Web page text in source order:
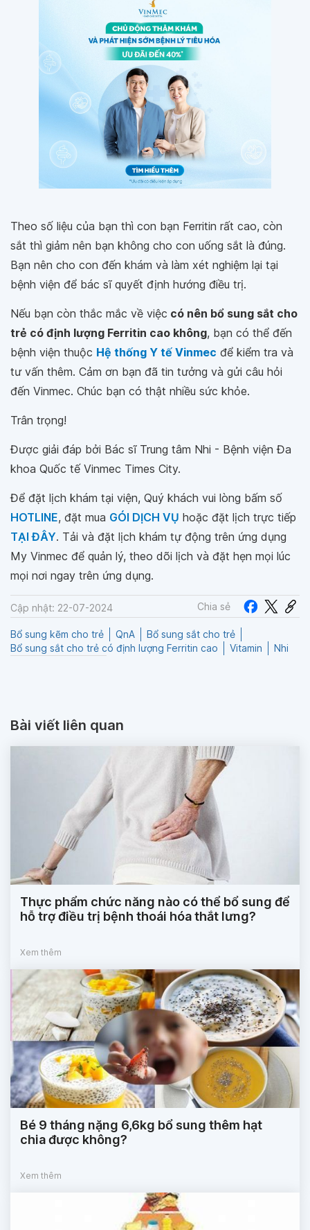
Theo số liệu của bạn thì con bạn Ferritin rất cao, còn
sắt thì giảm nên bạn không cho con uống sắt là đúng.
Bạn nên cho con đến khám và làm xét nghiệm lại tại
bệnh viện để bác sĩ quyết định hướng điều trị.
Nếu bạn còn thắc mắc về việc có nên bổ sung sắt cho
trẻ có định lượng Ferritin cao không, bạn có thể đến
bệnh viện thuộc Hệ thống Y tế Vinmec để kiểm tra và
tư vấn thêm. Cảm ơn bạn đã tin tưởng và gửi câu hỏi
đến Vinmec. Chúc bạn có thật nhiều sức khỏe.
Trân trọng!
Được giải đáp bởi Bác sĩ Trung tâm Nhi - Bệnh viện Đa
khoa Quốc tế Vinmec Times City.
Để đặt lịch khám tại viện, Quý khách vui lòng bấm số
HOTLINE, đặt mua GÓI DỊCH VỤ hoặc đặt lịch trực tiếp
TẠI ĐÂY. Tải và đặt lịch khám tự động trên ứng dụng
My Vinmec để quản lý, theo dõi lịch và đặt hẹn mọi lúc
mọi nơi ngay trên ứng dụng.
Cập nhật: 22-07-2024 Chia sẻ
Bổ sung kẽm cho trẻ QnA
Bổ sung sắt cho trẻ
Bổ sung sắt cho trẻ có định lượng Ferritin cao
Vitamin Nhi
Bài viết liên quan
Thực phẩm chức năng nào có thể bổ sung để
hỗ trợ điều trị bệnh thoái hóa thắt lưng?
Xem thêm
Bé 9 tháng nặng 6,6kg bổ sung thêm hạt
chia được không?
Xem thêm